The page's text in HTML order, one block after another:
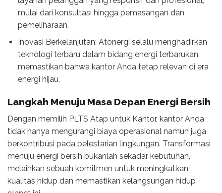
mulai dari konsultasi hingga pemasangan dan
pemeliharaan.
Inovasi Berkelanjutan: Atonergi selalu menghadirkan
teknologi terbaru dalam bidang energi terbarukan,
memastikan bahwa kantor Anda tetap relevan di era
energi hijau.
Langkah Menuju Masa Depan Energi Bersih
Dengan memilih PLTS Atap untuk Kantor, kantor Anda
tidak hanya mengurangi biaya operasional namun juga
berkontribusi pada pelestarian lingkungan. Transformasi
menuju energi bersih bukanlah sekadar kebutuhan,
melainkan sebuah komitmen untuk meningkatkan
kualitas hidup dan memastikan kelangsungan hidup